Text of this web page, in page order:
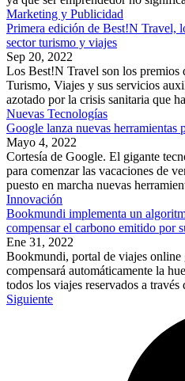
Marketing y Publicidad
Primera edición de Best!N Travel,
sector turismo y viajes
Sep 20, 2022
Los Best!N Travel son los premios
Turismo, Viajes y sus servicios
azotado por la crisis sanitaria que
Nuevas Tecnologías
Google lanza nuevas herramientas
Mayo 4, 2022
Cortesía de Google. El gigante
para comenzar las vacaciones de
puesto en marcha nuevas
Innovación
Bookmundi implementa un
compensar el carbono emitido por
Ene 31, 2022
Bookmundi, portal de viajes online
compensará automáticamente la
todos los viajes reservados a
Siguiente